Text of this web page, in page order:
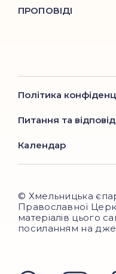
ПРОПОВІДІ
Політика
Питання та
Календар
© Хмельницька
Православної
матеріалів цього
посиланням на